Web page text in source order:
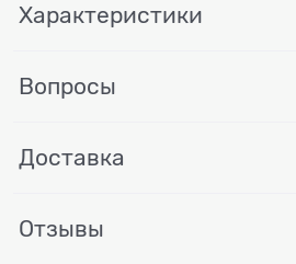
Характеристики
Вопросы
Доставка
Отзывы